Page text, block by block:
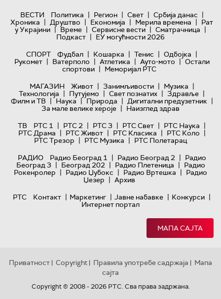
ВЕСТИ Политика | Регион | Свет | Србија данас |
Хроника | Друштво | Економија | Мерила времена | Рат
у Украјини | Време | Сервисне вести | Сматрачница |
Подкаст | ЕУ могућности 2026
СПОРТ
Фудбал | Кошарка | Тенис | Одбојка |
Рукомет | Ватерполо | Атлетика | Ауто-мото | Остали
спортови | Меморијал РТС
МАГАЗИН
Живот | Занимљивости | Музика |
Технологијa | Путујемо | Свет познатих | Здравље |
Филм и ТВ | Наука | Природа | Дигитални предузетник |
За мале велике хероје | Наизглед здрав
ТВ
РТС 1 | РТС 2 | РТС 3 | РТС Свет | РТС Наука |
РТС Драма | РТС Живот | РТС Класика | РТС Коло |
РТС Трезор | РТС Музика | РТС Полетарац
РАДИО
Радио Београд 1 | Радио Београд 2 | Радио
Београд 3 | Београд 202 | Радио Плетеница | Радио
Рокенролер | Радио Џубокс | Радио Вртешка | Радио
Џезер | Архив
РТС
Контакт | Маркетинг | Јавне набавке | Конкурси |
Интернет портал
МАПА САЈТА
Приватност | Copyright | Правила употребе садржаја | Мапа
сајта
Copyright © 2008 - 2026 РТС. Сва права задржана.